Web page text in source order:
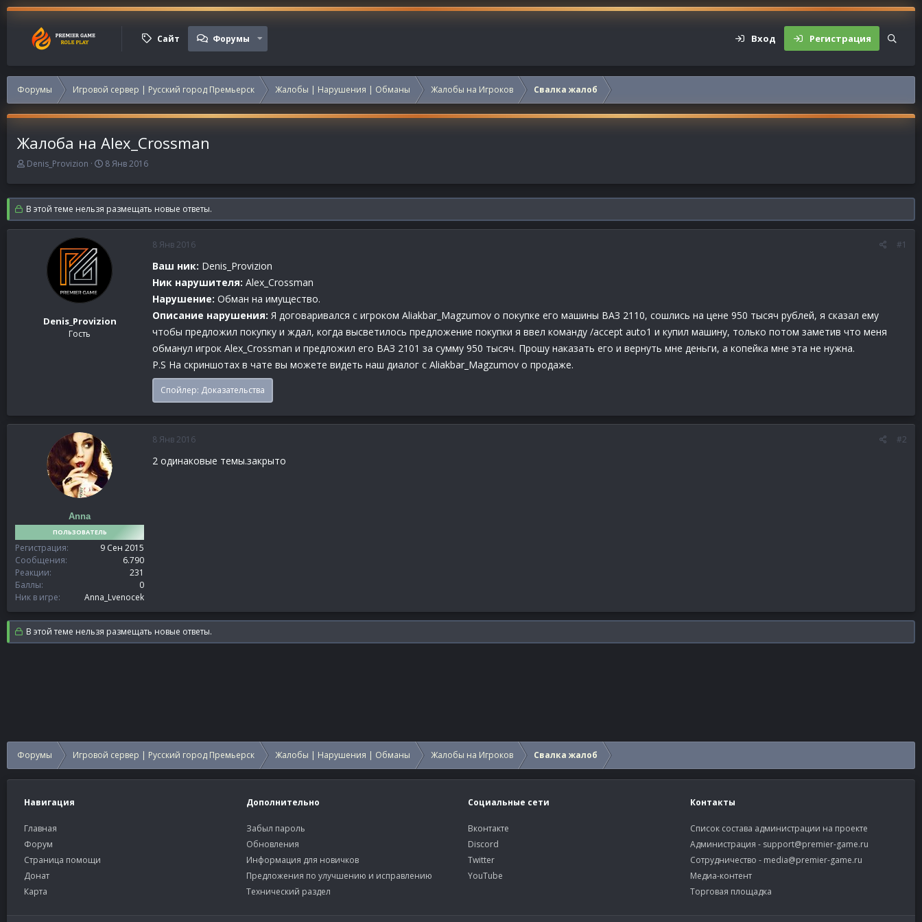
Сайт Форумы Вход Регистрация
Форумы Игровой сервер | Русский город Премьерск Жалобы | Нарушения | Обманы Жалобы на Игроков Свалка жалоб
Жалоба на Alex_Crossman
А
т
о
р
т
Denis_Provizion
Д
т
а
н
а
а
8 Янв 2016
В этой теме нельзя размещать новые ответы.
Denis_Provizion
Гость
8 Янв 2016 #1
Ваш ник: Denis_Provizion
Ник нарушителя: Alex_Crossman
Нарушение: Обман на имущество.
Описание нарушения: Я договаривался с игроком Aliakbar_Magzumov о покупке его машины ВАЗ 2110, сошлись на цене 950 тысяч рублей, я сказал ему
чтобы предложил покупку и ждал, когда высветилось предложение покупки я ввел команду /accept auto1 и купил машину, только потом заметив что меня
обманул игрок Alex_Crossman и предложил его ВАЗ 2101 за сумму 950 тысяч. Прошу наказать его и вернуть мне деньги, а копейка мне эта не нужна.
P.S На скриншотах в чате вы можете видеть наш диалог с Aliakbar_Magzumov о продаже.
Спойлер: Доказательства
Anna
ПОЛЬЗОВАТЕЛЬ
Регистрация
9 Сен 2015
Сообщения
6.790
Реакции
231
Баллы
0
Ник в игре
Anna_Lvenocek
8 Янв 2016 #2
2 одинаковые темы.закрыто
В этой теме нельзя размещать новые ответы.
Форумы Игровой сервер | Русский город Премьерск Жалобы | Нарушения | Обманы Жалобы на Игроков Свалка жалоб
Навигация
Главная
Форум
Страница помощи
Донат
Карта
Дополнительно
Забыл пароль
Обновления
Информация для новичков
Предложения по улучшению и исправлению
Технический раздел
Социальные сети
Вконтакте
Discord
Twitter
YouTube
Контакты
Список состава администрации на проекте
Администрация - support@premier-game.ru
Сотрудничество - media@premier-game.ru
Медиа-контент
Торговая площадка